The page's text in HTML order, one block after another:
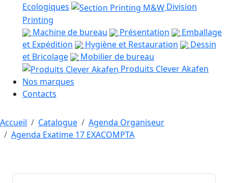
Ecologiques
Division
Printing
Machine de bureau
Présentation
Emballage
et Expédition
Hygiène et Restauration
Dessin
et Bricolage
Mobilier de bureau
Produits Clever Akafen
Nos marques
Contacts
Accueil Catalogue
Agenda Organiseur
Agenda Exatime 17 EXACOMPTA